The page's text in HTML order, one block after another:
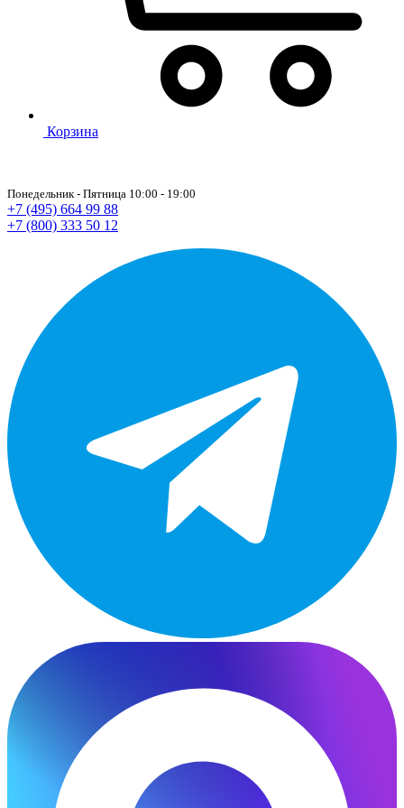
Корзина
Понедельник - Пятница 10:00 - 19:00
+7 (495) 664 99 88
+7 (800) 333 50 12